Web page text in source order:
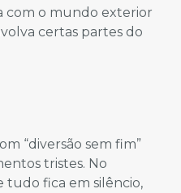
com o mundo exterior
certas partes do
“diversão sem fim”
tristes. No
fica em silêncio,